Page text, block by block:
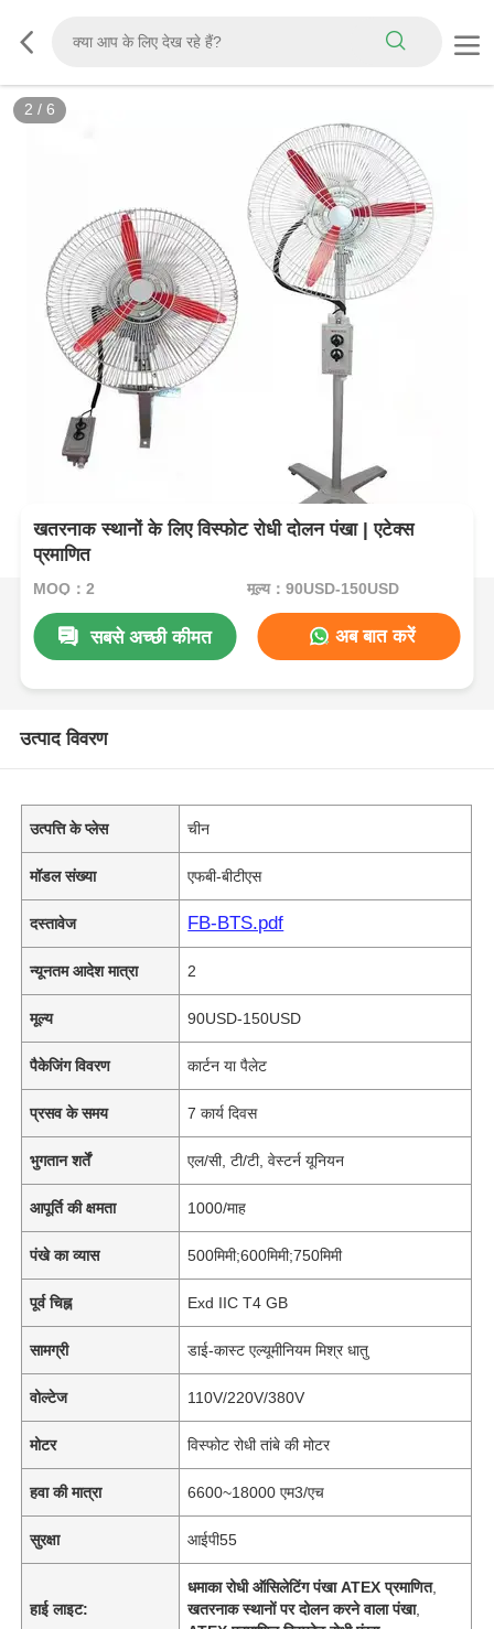
2 / 6
खतरनाक स्थानों के लिए विस्फोट रोधी दोलन पंखा | एटेक्स
प्रमाणित
MOQ：2 मूल्य：90USD-150USD
सबसे अच्छी कीमत अब बात करें
उत्पाद विवरण
उत्पत्ति के प्लेस चीन
मॉडल संख्या एफबी-बीटीएस
दस्तावेज FB-BTS.pdf
न्यूनतम आदेश मात्रा 2
मूल्य 90USD-150USD
पैकेजिंग विवरण कार्टन या पैलेट
प्रसव के समय 7 कार्य दिवस
भुगतान शर्तें एल/सी, टी/टी, वेस्टर्न यूनियन
आपूर्ति की क्षमता 1000/माह
पंखे का व्यास 500मिमी;600मिमी;750मिमी
पूर्व चिह्न Exd IIC T4 GB
सामग्री डाई-कास्ट एल्यूमीनियम मिश्र धातु
वोल्टेज 110V/220V/380V
मोटर विस्फोट रोधी तांबे की मोटर
हवा की मात्रा 6600~18000 एम3/एच
सुरक्षा आईपी55
हाई लाइट:
धमाका रोधी ऑसिलेटिंग पंखा ATEX प्रमाणित,
खतरनाक स्थानों पर दोलन करने वाला पंखा,